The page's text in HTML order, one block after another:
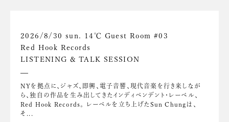
2026/8/30 sun. 14℃ Guest Room #03
Red Hook Records
LISTENING & TALK SESSION
NYを拠点に、ジャズ、即興、電子音響、現代音楽を行き来しなが
ら、独自の作品を生み出してきたインディペンデント・レーベル、
Red Hook Records。 レーベルを立ち上げたSun Chungは、
そ...